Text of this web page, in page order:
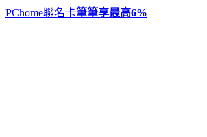
PChome聯名卡筆筆享最高6%